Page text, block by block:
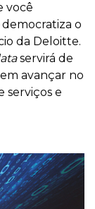
você
o
da Deloitte.
servirá de
avançar no
serviços e